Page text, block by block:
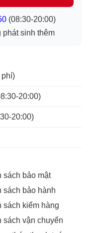
(08:30-20:00)
phát sinh thêm
phí)
20:00)
20:00)
sách bảo mật
sách bảo hành
sách kiểm hàng
sách vận chuyển